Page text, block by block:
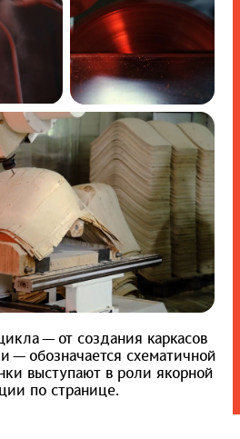
— от создания каркасов
— обозначается схематичной
выступают в роли якорной
по странице.